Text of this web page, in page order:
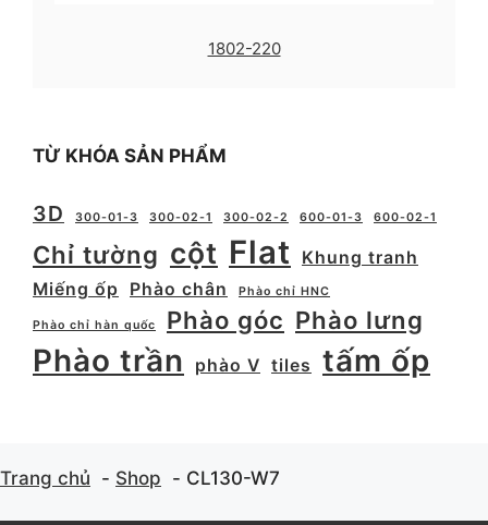
1802-220
TỪ KHÓA SẢN PHẨM
3D 300-01-3 300-02-1 300-02-2 600-01-3 600-02-1
Chỉ tường cột Flat
Khung tranh
Miếng ốp
Phào chân Phào chỉ HNC
Phào chỉ hàn quốc Phào góc Phào lưng
Phào trần phào V tiles tấm ốp
Trang chủ Shop CL130-W7